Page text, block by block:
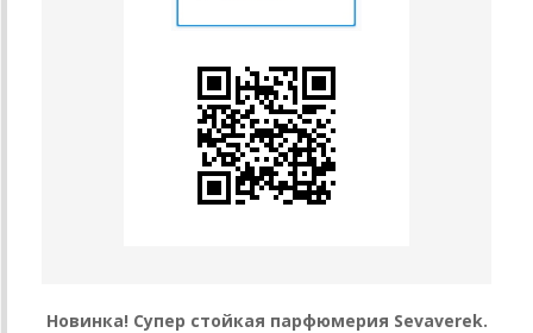
Новинка! Супер стойкая парфюмерия Sevaverek.